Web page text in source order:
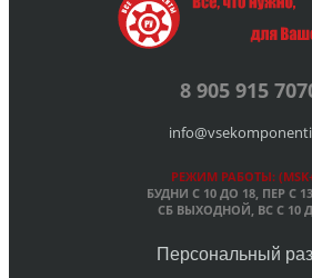
8 905 915
РЕЖИМ РАБОТЫ:
БУДНИ С 10 ДО 18, ПЕРС
СБ ВЫХОДНОЙ, ВС С 10
Персональный